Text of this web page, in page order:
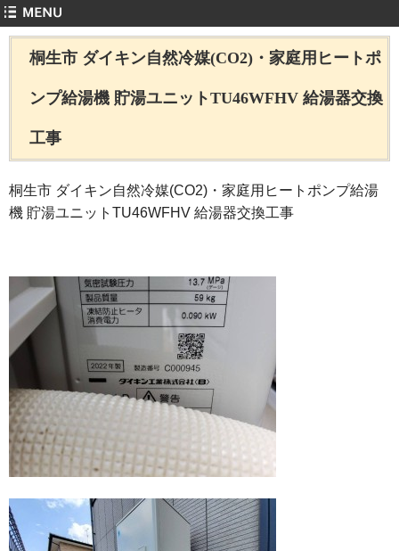
桐生市 ダイキン自然冷媒(CO2)・家庭用ヒートポ
ンプ給湯機 貯湯ユニットTU46WFHV 給湯器交換
工事
桐生市 ダイキン自然冷媒(CO2)・家庭用ヒートポンプ給湯
機 貯湯ユニットTU46WFHV 給湯器交換工事